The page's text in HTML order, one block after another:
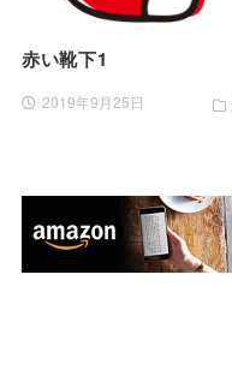
赤い靴下1
2019年9月25日